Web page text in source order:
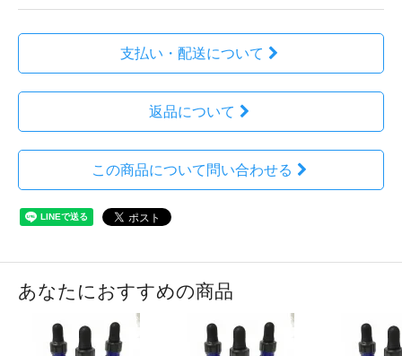
支払い・配送について
返品について
この商品について問い合わせる
あなたにおすすめの商品